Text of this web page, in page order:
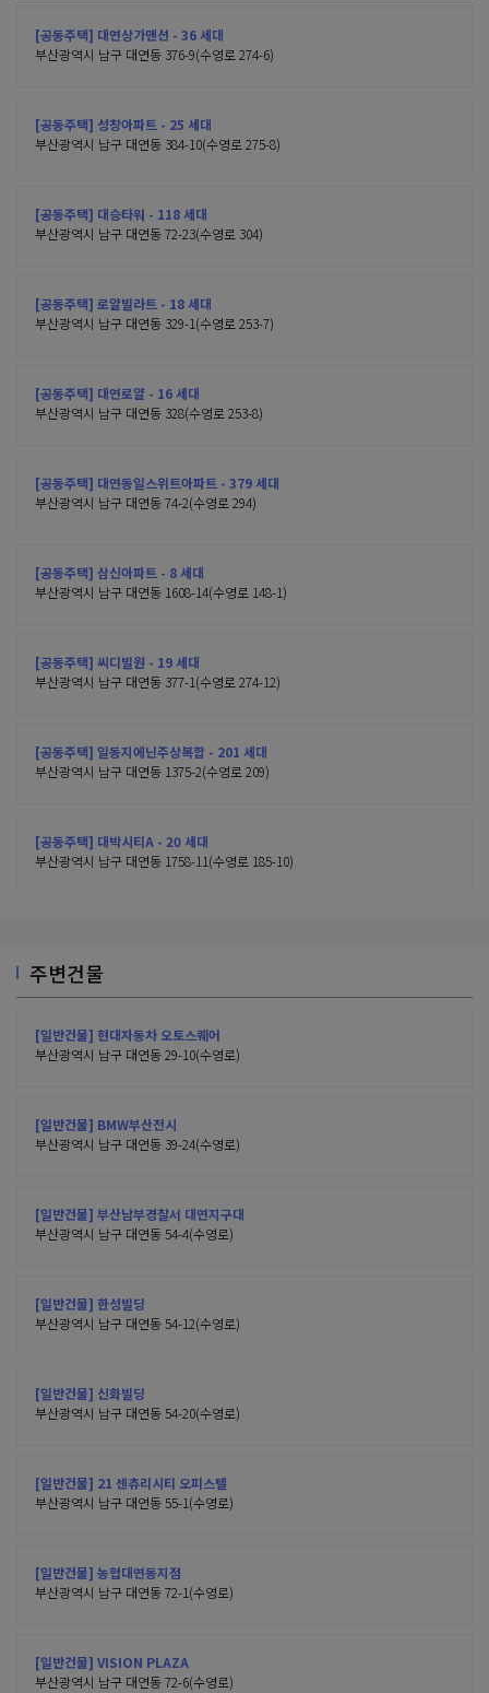
[공동주택] 대연상가맨션 - 36 세대
부산광역시 남구 대연동 376-9(수영로 274-6)
[공동주택] 성창아파트 - 25 세대
부산광역시 남구 대연동 384-10(수영로 275-8)
[공동주택] 대승타워 - 118 세대
부산광역시 남구 대연동 72-23(수영로 304)
[공동주택] 로얄빌라트 - 18 세대
부산광역시 남구 대연동 329-1(수영로 253-7)
[공동주택] 대연로얄 - 16 세대
부산광역시 남구 대연동 328(수영로 253-8)
[공동주택] 대연동일스위트아파트 - 379 세대
부산광역시 남구 대연동 74-2(수영로 294)
[공동주택] 삼신아파트 - 8 세대
부산광역시 남구 대연동 1608-14(수영로 148-1)
[공동주택] 씨디빌원 - 19 세대
부산광역시 남구 대연동 377-1(수영로 274-12)
[공동주택] 일동지에닌주상복합 - 201 세대
부산광역시 남구 대연동 1375-2(수영로 209)
[공동주택] 대박시티A - 20 세대
부산광역시 남구 대연동 1758-11(수영로 185-10)
주변건물
[일반건물] 현대자동차 오토스퀘어
부산광역시 남구 대연동 29-10(수영로)
[일반건물] BMW부산전시
부산광역시 남구 대연동 39-24(수영로)
[일반건물] 부산남부경찰서 대연지구대
부산광역시 남구 대연동 54-4(수영로)
[일반건물] 한성빌딩
부산광역시 남구 대연동 54-12(수영로)
[일반건물] 신화빌딩
부산광역시 남구 대연동 54-20(수영로)
[일반건물] 21 센츄리시티 오피스텔
부산광역시 남구 대연동 55-1(수영로)
[일반건물] 농협대연동지점
부산광역시 남구 대연동 72-1(수영로)
[일반건물] VISION PLAZA
부산광역시 남구 대연동 72-6(수영로)